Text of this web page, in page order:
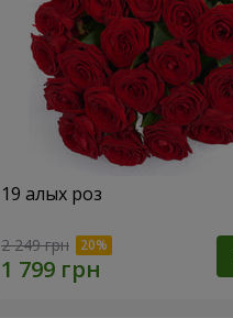
19 алых роз
2 249 грн